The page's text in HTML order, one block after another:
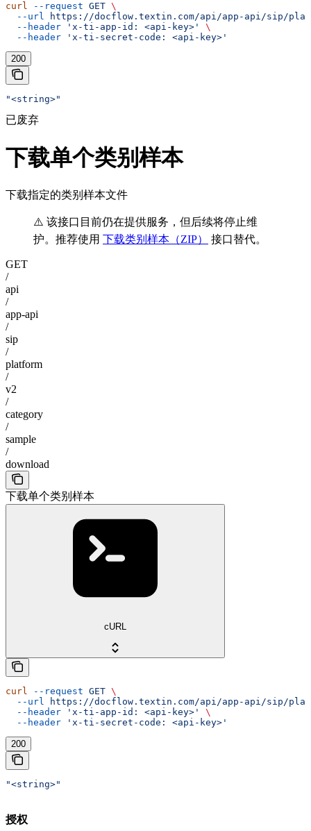
curl --request GET \
  --url
https://docflow.textin.com/api/app-api/sip/
  --header
'x-ti-app-id: <api-key>'
\
  --header
'x-ti-secret-code: <api-key>'
200
"<string>"
已废弃
下载单个类别样本
下载指定的类别样本文件
⚠️ 该接口目前仍在提供服务，但后续将停止维
护。推荐使用 下载类别样本（ZIP） 接口替代。
GET
/
api
/
app-api
/
sip
/
platform
/
v2
/
category
/
sample
/
download
下载单个类别样本
cURL
curl --request GET \
  --url
https://docflow.textin.com/api/app-api/sip/
  --header
'x-ti-app-id: <api-key>'
\
  --header
'x-ti-secret-code: <api-key>'
200
"<string>"
授权